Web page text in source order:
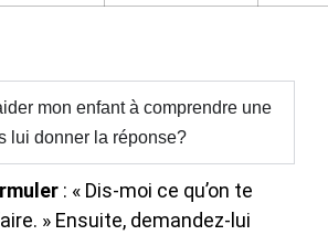
mon enfant à comprendre une
lui donner la réponse?
: « Dis-moi ce qu’on te
» Ensuite, demandez-lui